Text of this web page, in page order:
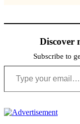
Discover
Subscribe to
Type your email…